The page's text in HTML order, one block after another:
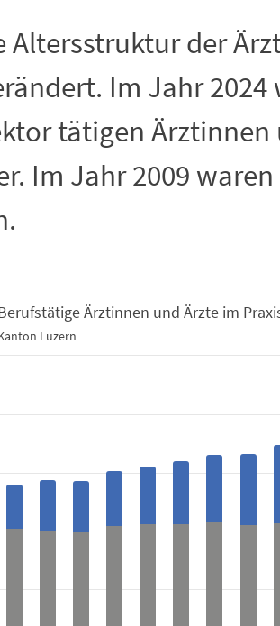
Altersstruktur der
Im Jahr
tätigen
Im Jahr 2009
Ärztinnen und Ärzte im
series.
Berufstätige Ärztinnen und Ärzte im
Y axis displaying Anzahl Personen. Data
Ärztinnen und Ärzte im
Luzern